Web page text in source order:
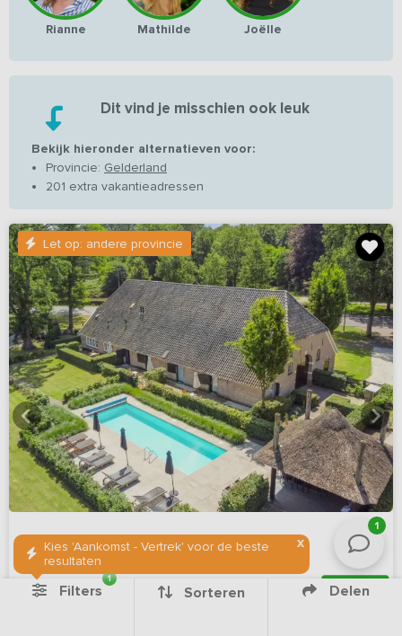
Rianne Mathilde Joëlle
Dit vind je misschien ook leuk
Bekijk hieronder alternatieven voor:
Provincie: Gelderland
201 extra vakantieadressen
Let op: andere provincie
Nieuw
X
Kies 'Aankomst - Vertrek' voor de beste
resultaten
1
Filters
1
Sorteren Delen